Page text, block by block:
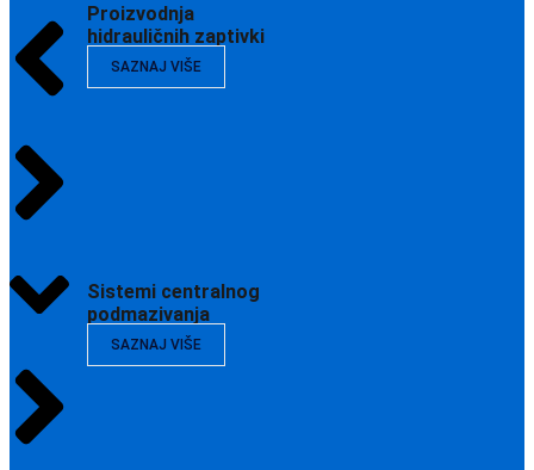
Proizvodnja
hidrauličnih zaptivki
SAZNAJ VIŠE
Sistemi centralnog
podmazivanja
SAZNAJ VIŠE